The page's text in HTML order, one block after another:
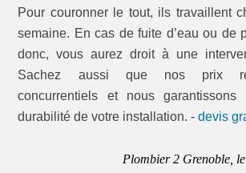
Pour couronner le tout, ils travaillent
semaine. En cas de fuite d’eau ou de
donc, vous aurez droit à une
Sachez aussi que nos prix
concurrentiels et nous garantissons
durabilité de votre installation. -devis
Plombier 2 Grenoble,